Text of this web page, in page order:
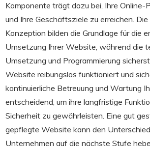
Komponente trägt dazu bei, Ihre Online-
und Ihre Geschäftsziele zu erreichen.
Konzeption bilden die Grundlage für die
Umsetzung Ihrer Website, während die
Umsetzung und Programmierung
Website reibungslos funktioniert und
kontinuierliche Betreuung und Wartung
entscheidend, um ihre langfristige
Sicherheit zu gewährleisten. Eine gut
gepflegte Website kann den
Unternehmen auf die nächste Stufe